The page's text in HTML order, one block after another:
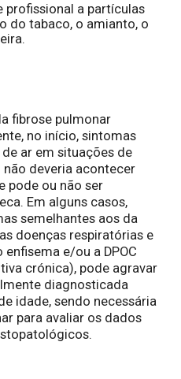
profissional a partículas
do tabaco, o amianto, o
fibrose pulmonar
no início, sintomas
ar em situações de
deveria acontecer
pode ou não ser
Em alguns casos,
semelhantes aos da
doenças respiratórias e
e/ou a DPOC
crónica), pode agravar
diagnosticada
idade, sendo necessária
para avaliar os dados